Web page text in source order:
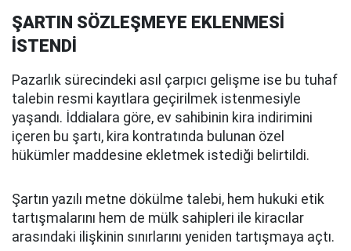
ŞARTIN SÖZLEŞMEYE EKLENMESİ
İSTENDİ
Pazarlık sürecindeki asıl çarpıcı gelişme ise bu tuhaf
talebin resmi kayıtlara geçirilmek istenmesiyle
yaşandı. İddialara göre, ev sahibinin kira indirimini
içeren bu şartı, kira kontratında bulunan özel
hükümler maddesine ekletmek istediği belirtildi.
Şartın yazılı metne dökülme talebi, hem hukuki etik
tartışmalarını hem de mülk sahipleri ile kiracılar
arasındaki ilişkinin sınırlarını yeniden tartışmaya açtı.